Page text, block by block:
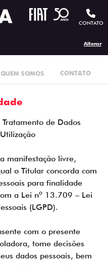
CONTATO
Alterar
QUEM SOMOS CONTATO
de Dados
manifestação livre,
o Titular concorda com
para finalidade
a Lei nº 13.709 – Lei
(LGPD).
com o presente
tome decisões
dados pessoais, bem